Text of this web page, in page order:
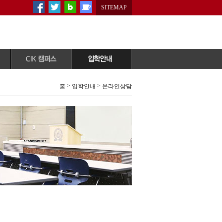
SITEMAP
학사일정
자료실
증명서 발급안내
CIK갤러리
CIK미디어
People&story
CIK홍보자료실
자주묻는질문
입학자료신청
상담예약
학교방문/체험
홈 > 입학안내 > 온라인상담